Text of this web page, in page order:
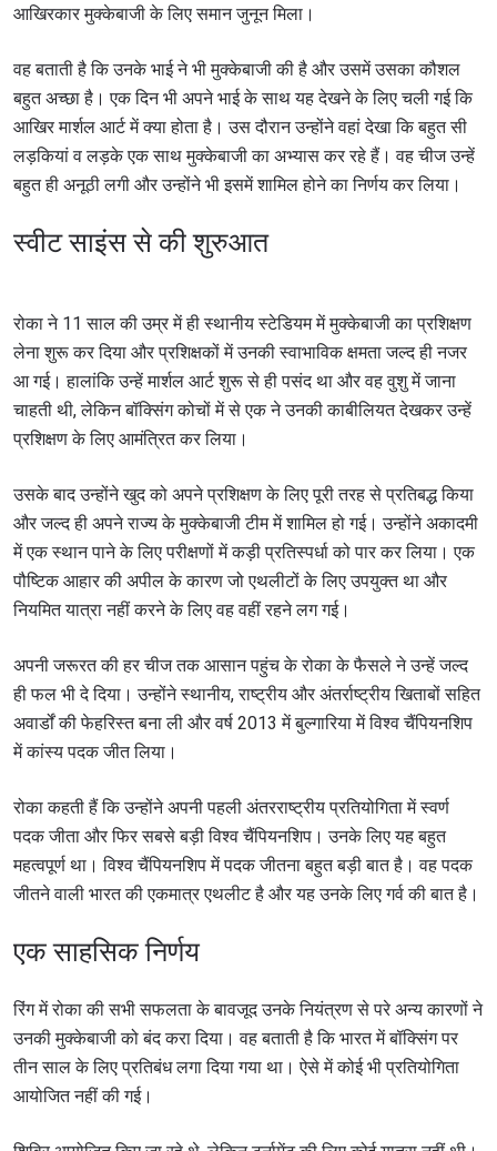
आखिरकार मुक्केबाजी के लिए समान जुनून मिला।
वह बताती है कि उनके भाई ने भी मुक्केबाजी की है और उसमें उसका कौशल
बहुत अच्छा है। एक दिन भी अपने भाई के साथ यह देखने के लिए चली गई कि
आखिर मार्शल आर्ट में क्या होता है। उस दौरान उन्होंने वहां देखा कि बहुत सी
लड़कियां व लड़के एक साथ मुक्केबाजी का अभ्यास कर रहे हैं। वह चीज उन्हें
बहुत ही अनूठी लगी और उन्होंने भी इसमें शामिल होने का निर्णय कर लिया।
स्वीट साइंस से की शुरुआत
रोका ने 11 साल की उम्र में ही स्थानीय स्टेडियम में मुक्केबाजी का प्रशिक्षण
लेना शुरू कर दिया और प्रशिक्षकों में उनकी स्वाभाविक क्षमता जल्द ही नजर
आ गई। हालांकि उन्हें मार्शल आर्ट शुरू से ही पसंद था और वह वुशु में जाना
चाहती थी, लेकिन बॉक्सिंग कोचों में से एक ने उनकी काबीलियत देखकर उन्हें
प्रशिक्षण के लिए आमंत्रित कर लिया।
उसके बाद उन्होंने खुद को अपने प्रशिक्षण के लिए पूरी तरह से प्रतिबद्ध किया
और जल्द ही अपने राज्य के मुक्केबाजी टीम में शामिल हो गई। उन्होंने अकादमी
में एक स्थान पाने के लिए परीक्षणों में कड़ी प्रतिस्पर्धा को पार कर लिया। एक
पौष्टिक आहार की अपील के कारण जो एथलीटों के लिए उपयुक्त था और
नियमित यात्रा नहीं करने के लिए वह वहीं रहने लग गई।
अपनी जरूरत की हर चीज तक आसान पहुंच के रोका के फैसले ने उन्हें जल्द
ही फल भी दे दिया। उन्होंने स्थानीय, राष्ट्रीय और अंतर्राष्ट्रीय खिताबों सहित
अवार्डों की फेहरिस्त बना ली और वर्ष 2013 में बुल्गारिया में विश्व चैंपियनशिप
में कांस्य पदक जीत लिया।
रोका कहती हैं कि उन्होंने अपनी पहली अंतरराष्ट्रीय प्रतियोगिता में स्वर्ण
पदक जीता और फिर सबसे बड़ी विश्व चैंपियनशिप। उनके लिए यह बहुत
महत्वपूर्ण था। विश्व चैंपियनशिप में पदक जीतना बहुत बड़ी बात है। वह पदक
जीतने वाली भारत की एकमात्र एथलीट है और यह उनके लिए गर्व की बात है।
एक साहसिक निर्णय
रिंग में रोका की सभी सफलता के बावजूद उनके नियंत्रण से परे अन्य कारणों ने
उनकी मुक्केबाजी को बंद करा दिया। वह बताती है कि भारत में बॉक्सिंग पर
तीन साल के लिए प्रतिबंध लगा दिया गया था। ऐसे में कोई भी प्रतियोगिता
आयोजित नहीं की गई।